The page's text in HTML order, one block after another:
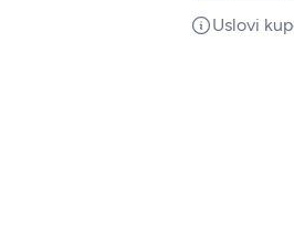
Uslovi